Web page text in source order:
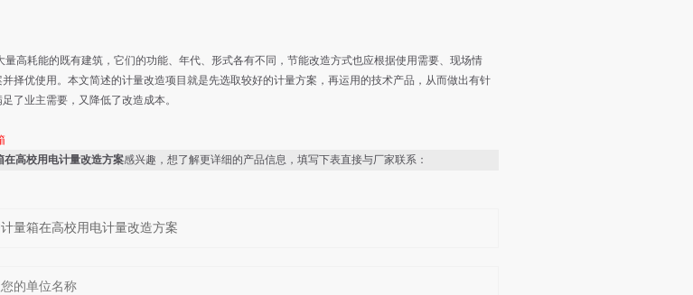
高耗能的既有建筑，它们的功能、年代、形式各有不同，节能改造方式也应根据使用需要、现场情
择优使用。本文简述的计量改造项目就是先选取较好的计量方案，再运用的技术产品，从而做出有针
了业主需要，又降低了改造成本。
高校用电计量改造方案感兴趣，想了解更详细的产品信息，填写下表直接与厂家联系：